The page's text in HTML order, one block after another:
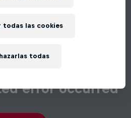
error occurred
todas
todas las cookies